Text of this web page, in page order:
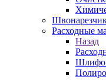
Расходные
Назад